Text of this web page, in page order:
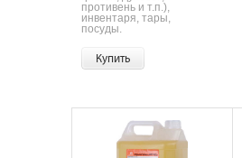
противень и т.п.),
инвентаря, тары,
посуды.
Купить